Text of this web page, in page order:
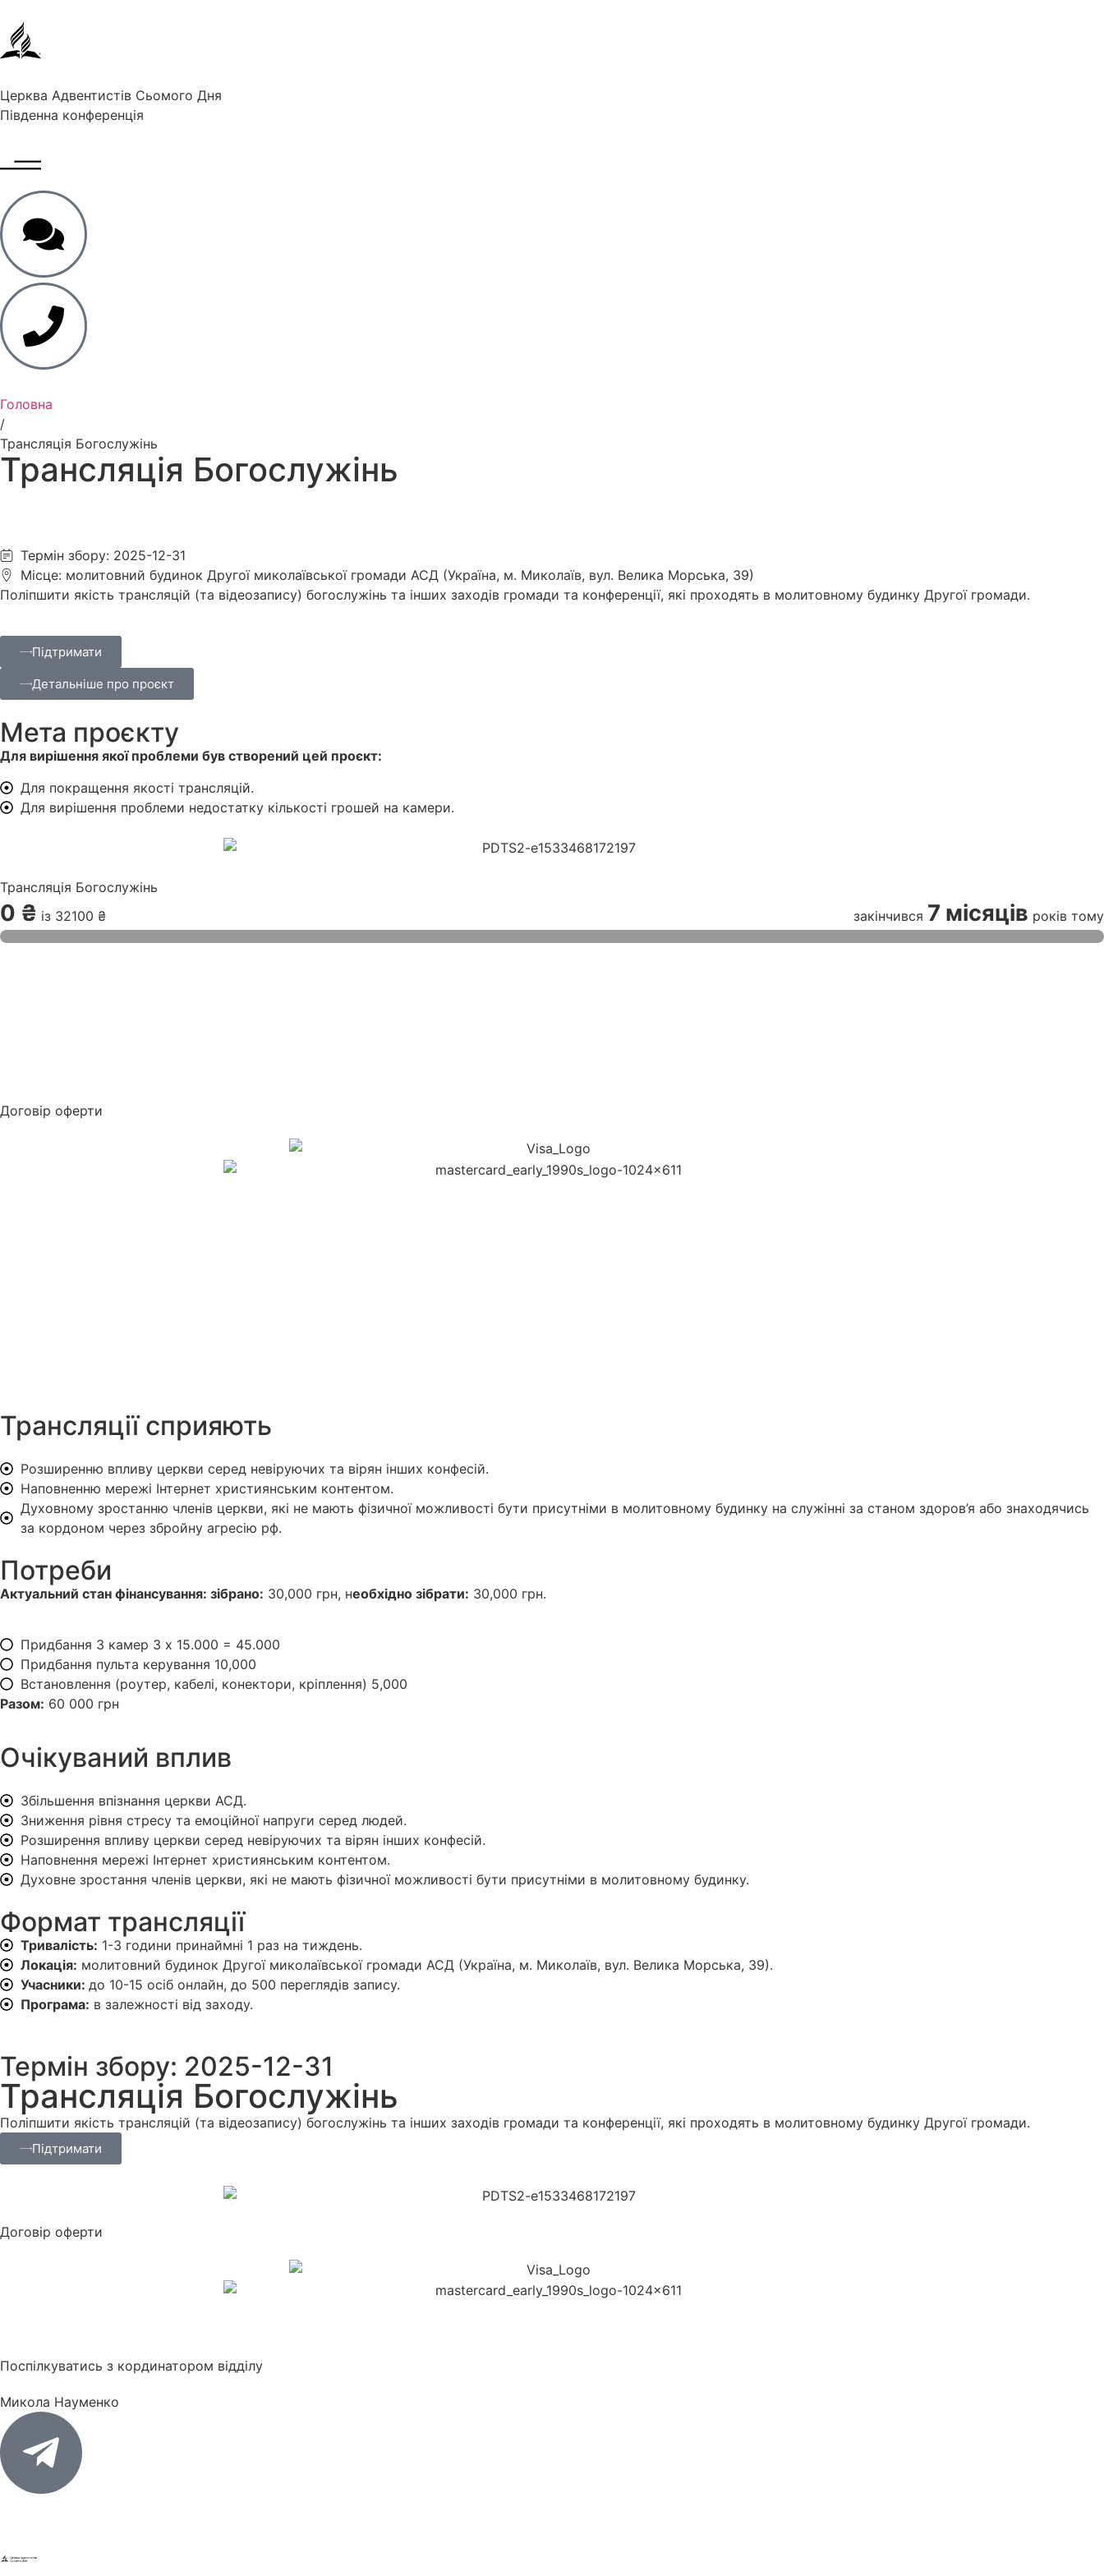
Церква Адвентистів Сьомого Дня
Південна конференція
Головна
/
Трансляція Богослужінь
Трансляція Богослужінь
Термін збору: 2025-12-31
Місце: молитовний будинок Другої миколаївської громади АСД (Україна, м. Миколаїв, вул. Велика Морська, 39)
Поліпшити якість трансляцій (та відеозапису) богослужінь та інших заходів громади та конференції, які проходять в молитовному будинку Другої громади.
Підтримати
Детальніше про проєкт
Мета проєкту
Для вирішення якої проблеми був створений цей проєкт:
Для покращення якості трансляцій.
Для вирішення проблеми недостатку кількості грошей на камери.
Трансляція Богослужінь
0 ₴ із 32100 ₴ закінчився 7 місяців років тому
Договір оферти
Трансляції сприяють
Розширенню впливу церкви серед невіруючих та вірян інших конфесій.
Наповненню мережі Інтернет християнським контентом.
Духовному зростанню членів церкви, які не мають фізичної можливості бути присутніми в молитовному будинку на служінні за станом здоров’я або знаходячись
за кордоном через збройну агресію рф.
Потреби
Актуальний стан фінансування: зібрано: 30,000 грн, необхідно зібрати: 30,000 грн.
Придбання 3 камер 3 х 15.000 = 45.000
Придбання пульта керування 10,000
Встановлення (роутер, кабелі, конектори, кріплення) 5,000
Разом: 60 000 грн
Очікуваний вплив
Збільшення впізнання церкви АСД.
Зниження рівня стресу та емоційної напруги серед людей.
Розширення впливу церкви серед невіруючих та вірян інших конфесій.
Наповнення мережі Інтернет християнським контентом.
Духовне зростання членів церкви, які не мають фізичної можливості бути присутніми в молитовному будинку.
Формат трансляції
Тривалість: 1-3 години принаймні 1 раз на тиждень.
Локація: молитовний будинок Другої миколаївської громади АСД (Україна, м. Миколаїв, вул. Велика Морська, 39).
Учасники: до 10-15 осіб онлайн, до 500 переглядів запису.
Програма: в залежності від заходу.
Термін збору: 2025-12-31
Трансляція Богослужінь
Поліпшити якість трансляцій (та відеозапису) богослужінь та інших заходів громади та конференції, які проходять в молитовному будинку Другої громади.
Підтримати
Договір оферти
Поспілкуватись з кординатором відділу
Микола Науменко